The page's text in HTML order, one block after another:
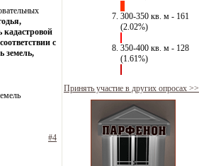
кадастровой
с
земель,
#4
300-350 кв. м - 161
(2.02%)
350-400 кв. м - 128
(1.61%)
Принять участие в других опросах >>